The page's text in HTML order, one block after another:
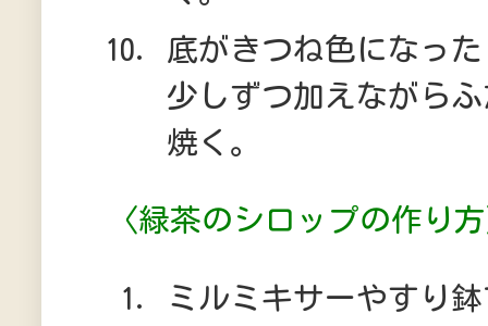
底がきつね色になっ
少しずつ加えながら
焼く。
〈緑茶のシロップの作り
ミルミキサーやすり